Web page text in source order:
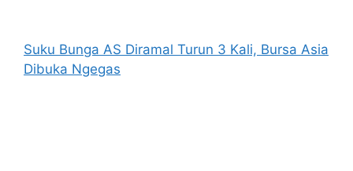
Suku Bunga AS Diramal Turun 3 Kali, Bursa Asia
Dibuka Ngegas